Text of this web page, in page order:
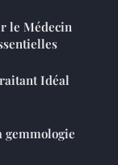
le Médecin
Idéal
gemmologie